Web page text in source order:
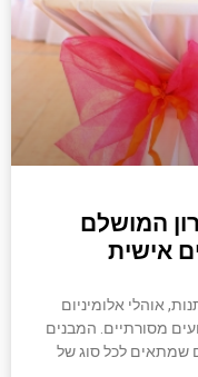
המושלם
אישית
אוהלי אלומיניום
מסורתיים. המבנים
שמתאים לכל סוג של